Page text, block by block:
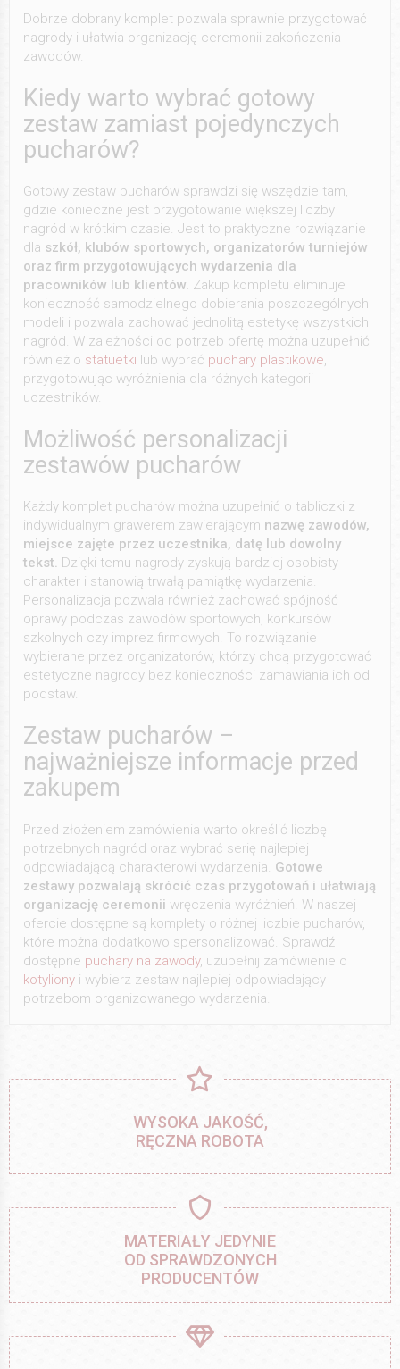
Dobrze dobrany komplet pozwala sprawnie przygotować
nagrody i ułatwia organizację ceremonii zakończenia
zawodów.
Kiedy warto wybrać gotowy
zestaw zamiast pojedynczych
pucharów?
Gotowy zestaw pucharów sprawdzi się wszędzie tam,
gdzie konieczne jest przygotowanie większej liczby
nagród w krótkim czasie. Jest to praktyczne rozwiązanie
dla szkół, klubów sportowych, organizatorów turniejów
oraz firm przygotowujących wydarzenia dla
pracowników lub klientów. Zakup kompletu eliminuje
konieczność samodzielnego dobierania poszczególnych
modeli i pozwala zachować jednolitą estetykę wszystkich
nagród. W zależności od potrzeb ofertę można uzupełnić
również o statuetki lub wybrać puchary plastikowe,
przygotowując wyróżnienia dla różnych kategorii
uczestników.
Możliwość personalizacji
zestawów pucharów
Każdy komplet pucharów można uzupełnić o tabliczki z
indywidualnym grawerem zawierającym nazwę zawodów,
miejsce zajęte przez uczestnika, datę lub dowolny
tekst. Dzięki temu nagrody zyskują bardziej osobisty
charakter i stanowią trwałą pamiątkę wydarzenia.
Personalizacja pozwala również zachować spójność
oprawy podczas zawodów sportowych, konkursów
szkolnych czy imprez firmowych. To rozwiązanie
wybierane przez organizatorów, którzy chcą przygotować
estetyczne nagrody bez konieczności zamawiania ich od
podstaw.
Zestaw pucharów –
najważniejsze informacje przed
zakupem
Przed złożeniem zamówienia warto określić liczbę
potrzebnych nagród oraz wybrać serię najlepiej
odpowiadającą charakterowi wydarzenia. Gotowe
zestawy pozwalają skrócić czas przygotowań i ułatwiają
organizację ceremonii wręczenia wyróżnień. W naszej
ofercie dostępne są komplety o różnej liczbie pucharów,
które można dodatkowo spersonalizować. Sprawdź
dostępne puchary na zawody, uzupełnij zamówienie o
kotyliony i wybierz zestaw najlepiej odpowiadający
potrzebom organizowanego wydarzenia.
WYSOKA JAKOŚĆ,
RĘCZNA ROBOTA
MATERIAŁY JEDYNIE
OD SPRAWDZONYCH
PRODUCENTÓW